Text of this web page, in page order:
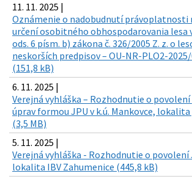
11. 11. 2025 |
Oznámenie o nadobudnutí právoplatnosti
určení osobitného obhospodarovania lesa
ods. 6 písm. b) zákona č. 326/2005 Z. z. o
neskorších predpisov – OU-NR-PLO2-2025/
(151,8 kB)
6. 11. 2025 |
Verejná vyhláška – Rozhodnutie o
úprav formou JPU v k.ú. Mankovce, lokalita
(3,5 MB)
5. 11. 2025 |
Verejná vyhláška - Rozhodnutie o povolení
lokalita IBV Zahumenice (445,8 kB)